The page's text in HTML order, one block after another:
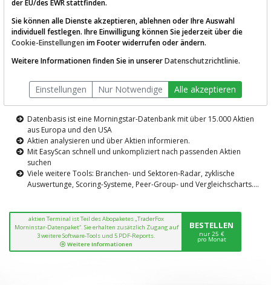
AKTIEN-TERMINAL
Die Aktienanalyse-Plattform von
TraderFox
Datenbasis ist eine Morningstar-Datenbank mit über 15.000 Aktien
aus Europa und den USA
Aktien analysieren und über Aktien informieren.
Mit EasyScan schnell und unkompliziert nach passenden Aktien
suchen
Viele weitere Tools: Branchen- und Sektoren-Radar, zyklische
Auswertunge, Scoring-Systeme, Peer-Group- und Vergleichscharts....
aktien Terminal ist Teil des Abopaketes „TraderFox
Morninstar-Datenpaket“. Sie erhalten zusätzlich Zugang auf
3 weitere Software-Tools und 5 PDF-Reports.
Weitere Informationen
BESTELLEN
nur 25 €
pro Monat
der EU/des EWR stattfinden.
Sie können alle Dienste akzeptieren, ablehnen oder Ihre Auswahl
individuell festlegen. Ihre Einwilligung können Sie jederzeit über die
Cookie-Einstellungen im Footer widerrufen oder ändern.
Weitere Informationen finden Sie in unsererDatenschutzrichtlinie.
Einstellungen Nur Notwendige Alle akzeptieren